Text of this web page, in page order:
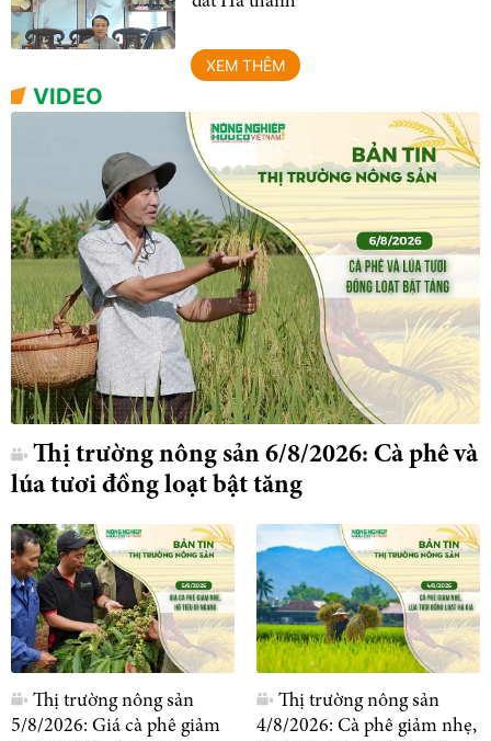
XEM THÊM
VIDEO
Thị trường nông sản 6/8/2026: Cà phê và
lúa tươi đồng loạt bật tăng
Thị trường nông sản
5/8/2026: Giá cà phê giảm
Thị trường nông sản
4/8/2026: Cà phê giảm nhẹ,